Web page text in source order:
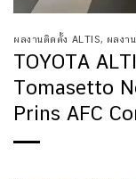
ผลงานติดตั้ง ALTIS, ผลงา
TOYOTA
Tomasetto
Prins AFC